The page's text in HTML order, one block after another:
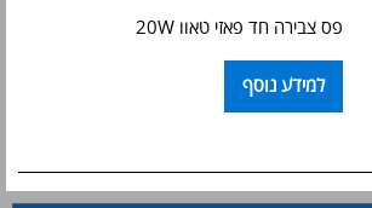
פס צבירה חד פאזי טאוו 20W
למידע נוסף